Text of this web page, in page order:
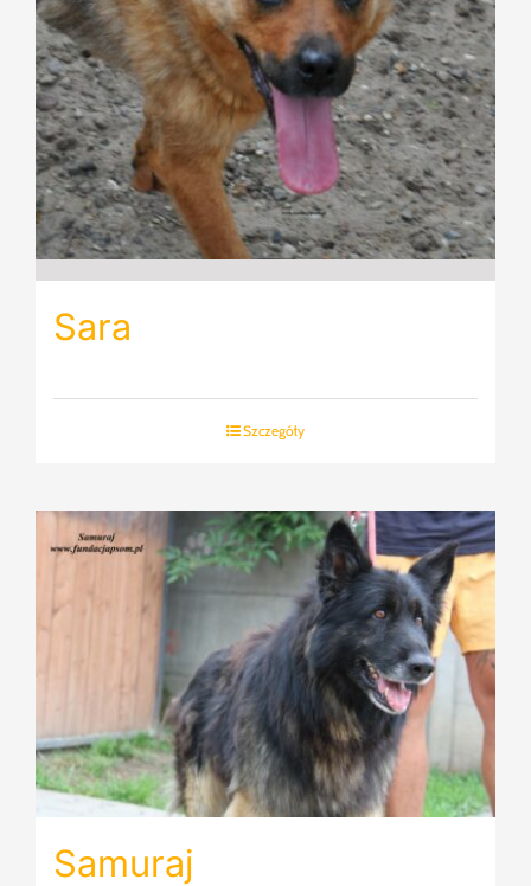
Sara
Szczegóły
Samuraj